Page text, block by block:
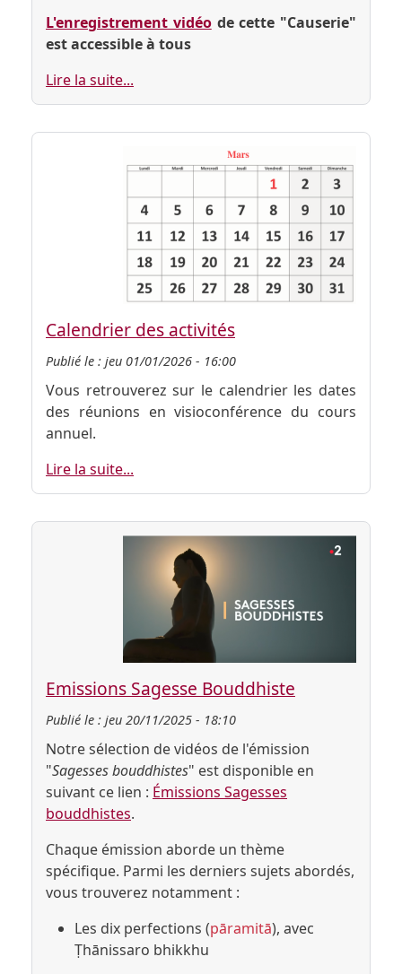
L'enregistrement vidéo de cette "Causerie"
est accessible à tous
Lire la suite...
Calendrier des activités
Publié le : jeu 01/01/2026 - 16:00
Vous retrouverez sur le calendrier les dates
des réunions en visioconférence du cours
annuel.
Lire la suite...
Emissions Sagesse Bouddhiste
Publié le : jeu 20/11/2025 - 18:10
Notre sélection de vidéos de l'émission
"Sagesses bouddhistes" est disponible en
suivant ce lien : Émissions Sagesses
bouddhistes.
Chaque émission aborde un thème
spécifique. Parmi les derniers sujets abordés,
vous trouverez notamment :
Les dix perfections (pāramitā), avec
Ṭhānissaro bhikkhu